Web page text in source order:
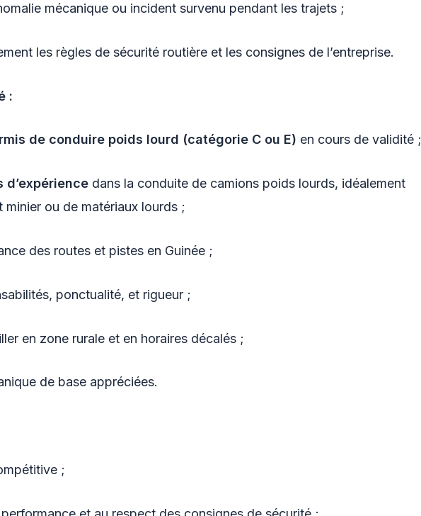
mécanique ou incident survenu pendant les trajets ;
les règles de sécurité routière et les consignes de l’entreprise.
:
de conduire poids lourd (catégorie C ou E) en cours de validité ;
d’expérience dans la conduite de camions poids lourds, idéalement
minier ou de matériaux lourds ;
des routes et pistes en Guinée ;
ponctualité, et rigueur ;
en zone rurale et en horaires décalés ;
de base appréciées.
;